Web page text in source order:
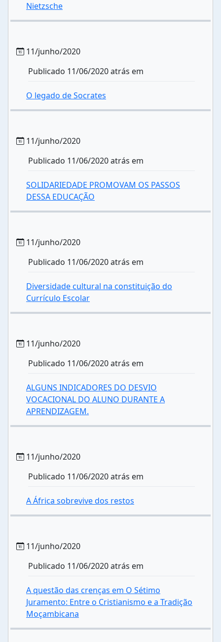
Nietzsche
11/junho/2020
Publicado 11/06/2020 atrás em
O legado de Socrates
11/junho/2020
Publicado 11/06/2020 atrás em
SOLIDARIEDADE PROMOVAM OS PASSOS
DESSA EDUCAÇÃO
11/junho/2020
Publicado 11/06/2020 atrás em
Diversidade cultural na constituição do
Currículo Escolar
11/junho/2020
Publicado 11/06/2020 atrás em
ALGUNS INDICADORES DO DESVIO
VOCACIONAL DO ALUNO DURANTE A
APRENDIZAGEM.
11/junho/2020
Publicado 11/06/2020 atrás em
A África sobrevive dos restos
11/junho/2020
Publicado 11/06/2020 atrás em
A questão das crenças em O Sétimo
Juramento: Entre o Cristianismo e a Tradição
Moçambicana